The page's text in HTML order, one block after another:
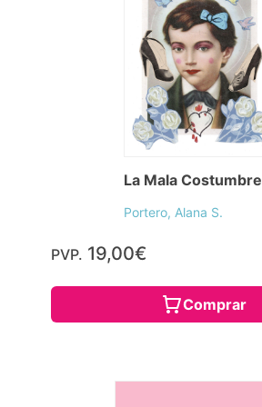
La Mala Costumbre
Portero, Alana S.
PVP. 19,00€
Comprar